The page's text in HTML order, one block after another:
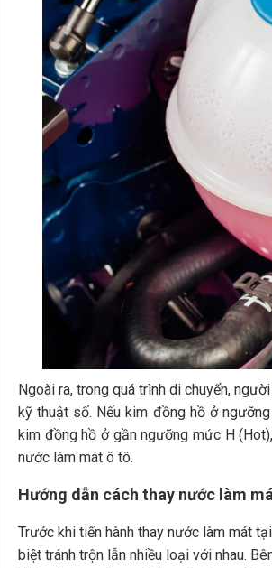
Ngoài ra, trong quá trình di chuyển,
kỹ thuật số. Nếu kim đồng hồ ở
kim đồng hồ ở gần ngưỡng mức H
nước làm mát ô tô.
Hướng dẫn cách thay nước làm
Trước khi tiến hành thay nước làm mát
biệt tránh trộn lẫn nhiều loại với nhau.